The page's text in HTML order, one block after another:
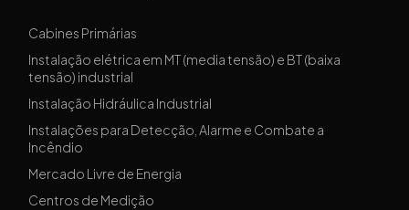
Cabines Primárias
Instalação elétrica em MT (media tensão) e BT (baixa
tensão) industrial
Instalação Hidráulica Industrial
Instalações para Detecção, Alarme e Combate a
Incêndio
Mercado Livre de Energia
Centros de Medição